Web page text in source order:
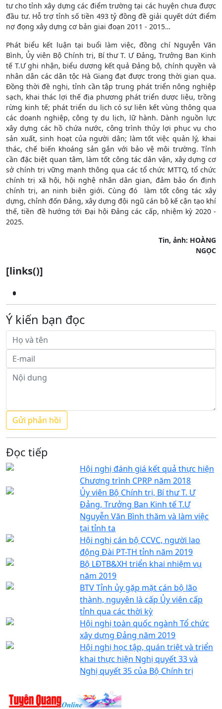
tư cho tỉnh xây dựng các điểm trường tại các huyện chưa được
đầu tư. Hỗ trợ tỉnh số tiền 493 tỷ đồng đề giải quyết dứt điểm
nợ đọng xây dựng cơ bản giai đoạn 2011 - 2015…
Phát biểu kết luận tại buổi làm việc, đồng chí Nguyễn Văn
Bình, Ủy viên Bộ Chính trị, Bí thư T. Ư Đảng, Trưởng Ban Kinh
tế T.Ư ghi nhận, biểu dương kết quả Đảng bộ, chính quyền và
nhân dân các dân tộc Hà Giang đạt được trong thời gian qua.
Đồng thời đề nghị, tỉnh cần tập trung phát triển nông nghiệp
sạch, khai thác lợi thế địa phương phát triển dược liệu, trồng
rừng kinh tế; phát triển du lịch có sự liên kết vùng thông qua
các doanh nghiệp, công ty du lịch, lữ hành. Dành nguồn lực
xây dựng các hồ chứa nước, công trình thủy lợi phục vụ cho
sản xuất, sinh hoạt của người dân; làm tốt việc quản lý, khai
thác, chế biến khoáng sản gắn với bảo vệ môi trường. Tỉnh
cần đặc biệt quan tâm, làm tốt công tác dân vận, xây dựng cơ
sở chính trị vững mạnh thông qua các tổ chức MTTQ, tổ chức
chính trị xã hội, hội nghệ nhân dân gian, đảm bảo ổn định
chính trị, an ninh biên giới. Cùng đó làm tốt công tác xây
dựng, chỉnh đốn Đảng, xây dựng đội ngũ cán bộ kế cận tạo khí
thế, tiền đề hướng tới Đại hội Đảng các cấp, nhiệm kỳ 2020 -
2025.
Tin, ảnh: HOÀNG
NGỌC
[links()]
Ý kiến bạn đọc
Đọc tiếp
Hội nghị đánh giá kết quả thực hiện
Chương trình CPRP năm 2018
Ủy viên Bộ Chính trị, Bí thư T. Ư
Đảng, Trưởng Ban Kinh tế T.Ư
Nguyễn Văn Bình thăm và làm việc
tại tỉnh ta
Hội nghị cán bộ CCVC, người lao
động Đài PT-TH tỉnh năm 2019
Bộ LĐTB&XH triển khai nhiệm vụ
năm 2019
BTV Tỉnh ủy gặp mặt cán bộ lão
thành, nguyên là cấp Ủy viên cấp
tỉnh qua các thời kỳ
Hội nghị toàn quốc ngành Tổ chức
xây dựng Đảng năm 2019
Hội nghị học tập, quán triệt và triển
khai thực hiện Nghị quyết 33 và
Nghị quyết 35 của Bộ Chính trị